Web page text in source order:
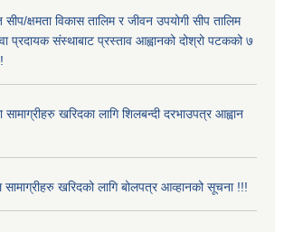
सीप/क्षमता विकास तालिम र जीवन उपयोगी सीप तालिम
प्रदायक संस्थाबाट प्रस्ताव आह्वानको दोश्रो पटकको ७
खरिदका लागि शिलबन्दी दरभाउपत्र आह्वान
खरिदको लागि बोलपत्र आव्हानको सूचना !!!